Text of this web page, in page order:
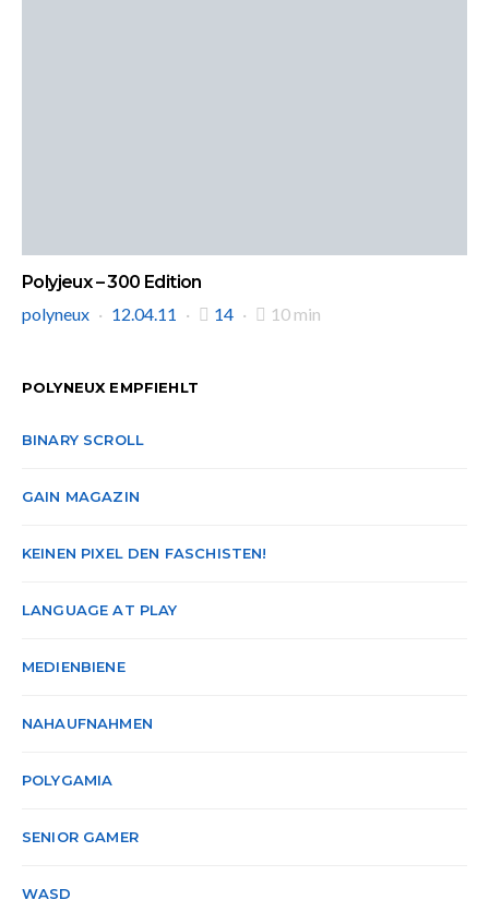
Polyjeux – 300 Edition
polyneux
12.04.11 14 10 min
POLYNEUX EMPFIEHLT
BINARY SCROLL
GAIN MAGAZIN
KEINEN PIXEL DEN FASCHISTEN!
LANGUAGE AT PLAY
MEDIENBIENE
NAHAUFNAHMEN
POLYGAMIA
SENIOR GAMER
WASD